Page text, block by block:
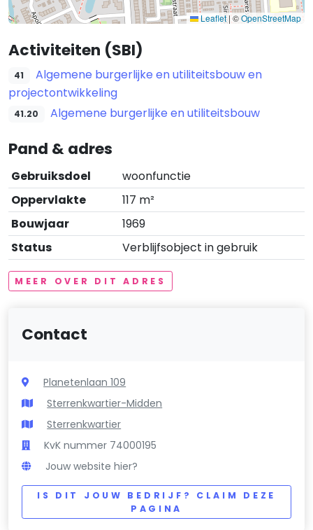
Leaflet |©OpenStreetMap
Activiteiten (SBI)
41
Algemene burgerlijke en utiliteitsbouw en
projectontwikkeling
41.20 Algemene burgerlijke en utiliteitsbouw
Pand & adres
Gebruiksdoel
woonfunctie
Oppervlakte
117 m²
Bouwjaar
1969
Status
Verblijfsobject in gebruik
MEER OVER DIT ADRES
Contact
Planetenlaan 109
Sterrenkwartier-Midden
Sterrenkwartier
KvK nummer 74000195
Jouw website hier?
IS DIT JOUW BEDRIJF? CLAIM DEZE
PAGINA